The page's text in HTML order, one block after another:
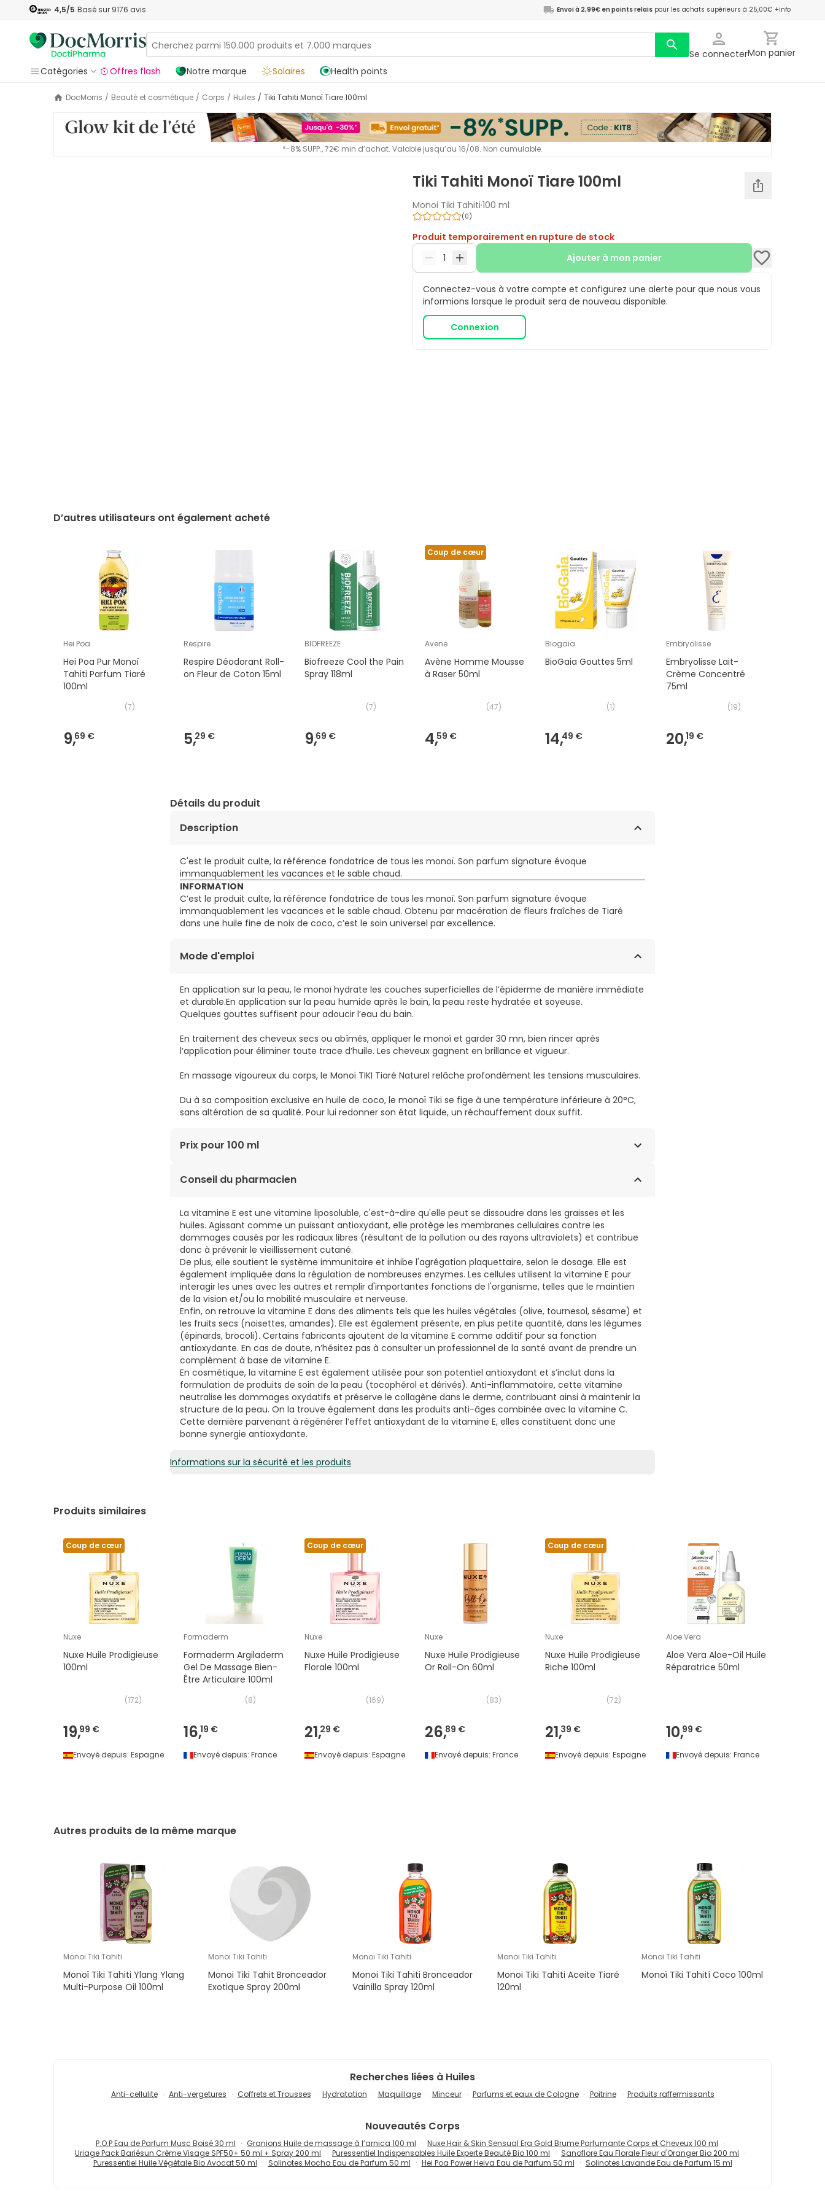
4,5/5 Basé sur 9176 avis Envoi à 2,99€ en points relais pour les achats supérieurs à 25,00€ +info
Se connecterMon panier
Catégories
Offres flash Notre marque Solaires Health points
DocMorris / Beauté et cosmétique / Corps / Huiles / Tiki Tahiti Monoï Tiare 100ml
*-8% SUPP., 72€ min d’achat. Valable jusqu’au 16/08. Non cumulable.
Tiki Tahiti Monoï Tiare 100ml
Monoi Tiki Tahiti·100 ml
(0)
Produit temporairement en rupture de stock
Ajouter à mon panier
Connectez-vous à votre compte et configurez une alerte pour que nous vous
informions lorsque le produit sera de nouveau disponible.
Connexion
D’autres utilisateurs ont également acheté
Hei Poa
Hei Poa Pur Monoï
Tahiti Parfum Tiaré
100ml
(7)
9,69 €
Respire
Respire Déodorant Roll-
on Fleur de Coton 15ml
5,29 €
BIOFREEZE
Biofreeze Cool the Pain
Spray 118ml
(7)
9,69 €
Coup de cœur
Avene
Avène Homme Mousse
à Raser 50ml
(47)
4,59 €
Biogaia
BioGaia Gouttes 5ml
(1)
14,49 €
Embryolisse
Embryolisse Lait-
Crème Concentré
75ml
(19)
20,19 €
Détails du produit
Description
C'est le produit culte, la référence fondatrice de tous les monoï. Son parfum signature évoque
immanquablement les vacances et le sable chaud.
INFORMATION
C’est le produit culte, la référence fondatrice de tous les monoï. Son parfum signature évoque
immanquablement les vacances et le sable chaud. Obtenu par macération de fleurs fraîches de Tiaré
dans une huile fine de noix de coco, c’est le soin universel par excellence.
Mode d'emploi
En application sur la peau, le monoï hydrate les couches superficielles de l’épiderme de manière immédiate
et durable.En application sur la peau humide après le bain, la peau reste hydratée et soyeuse.
Quelques gouttes suffisent pour adoucir l’eau du bain.
En traitement des cheveux secs ou abîmés, appliquer le monoï et garder 30 mn, bien rincer après
l’application pour éliminer toute trace d’huile. Les cheveux gagnent en brillance et vigueur.
En massage vigoureux du corps, le Monoï TIKI Tiaré Naturel relâche profondément les tensions musculaires.
Du à sa composition exclusive en huile de coco, le monoï Tiki se fige à une température inférieure à 20°C,
sans altération de sa qualité. Pour lui redonner son état liquide, un réchauffement doux suffit.
Prix pour 100 ml
11,65€ / 100 ml
Conseil du pharmacien
La vitamine E est une vitamine liposoluble, c'est-à-dire qu'elle peut se dissoudre dans les graisses et les
huiles. Agissant comme un puissant antioxydant, elle protège les membranes cellulaires contre les
dommages causés par les radicaux libres (résultant de la pollution ou des rayons ultraviolets) et contribue
donc à prévenir le vieillissement cutané.
De plus, elle soutient le système immunitaire et inhibe l'agrégation plaquettaire, selon le dosage. Elle est
également impliquée dans la régulation de nombreuses enzymes. Les cellules utilisent la vitamine E pour
interagir les unes avec les autres et remplir d'importantes fonctions de l'organisme, telles que le maintien
de la vision et/ou la mobilité musculaire et nerveuse.
Enfin, on retrouve la vitamine E dans des aliments tels que les huiles végétales (olive, tournesol, sésame) et
les fruits secs (noisettes, amandes). Elle est également présente, en plus petite quantité, dans les légumes
(épinards, brocoli). Certains fabricants ajoutent de la vitamine E comme additif pour sa fonction
antioxydante. En cas de doute, n’hésitez pas à consulter un professionnel de la santé avant de prendre un
complément à base de vitamine E.
En cosmétique, la vitamine E est également utilisée pour son potentiel antioxydant et s’inclut dans la
formulation de produits de soin de la peau (tocophérol et dérivés). Anti-inflammatoire, cette vitamine
neutralise les dommages oxydatifs et préserve le collagène dans le derme, contribuant ainsi à maintenir la
structure de la peau. On la trouve également dans les produits anti-âges combinée avec la vitamine C.
Cette dernière parvenant à régénérer l’effet antioxydant de la vitamine E, elles constituent donc une
bonne synergie antioxydante.
Informations sur la sécurité et les produits
Produits similaires
Coup de cœur
Nuxe
Nuxe Huile Prodigieuse
100ml
(172)
19,99 €
Envoyé depuis: Espagne
Formaderm
Formaderm Argiladerm
Gel De Massage Bien-
Être Articulaire 100ml
(8)
16,19 €
Envoyé depuis: France
Coup de cœur
Nuxe
Nuxe Huile Prodigieuse
Florale 100ml
(169)
21,29 €
Envoyé depuis: Espagne
Nuxe
Nuxe Huile Prodigieuse
Or Roll-On 60ml
(83)
26,89 €
Envoyé depuis: France
Coup de cœur
Nuxe
Nuxe Huile Prodigieuse
Riche 100ml
(72)
21,39 €
Envoyé depuis: Espagne
Aloe Vera
Aloe Vera Aloe-Oil Huile
Réparatrice 50ml
10,99 €
Envoyé depuis: France
Autres produits de la même marque
Monoi Tiki Tahiti
Monoï Tiki Tahiti Ylang Ylang
Multi-Purpose Oil 100ml
Monoi Tiki Tahiti
Monoi Tiki Tahit Bronceador
Exotique Spray 200ml
Monoi Tiki Tahiti
Monoi Tiki Tahiti Bronceador
Vainilla Spray 120ml
Monoi Tiki Tahiti
Monoi Tiki Tahiti Aceite Tiaré
120ml
Monoi Tiki Tahiti
Monoï Tiki Tahití Coco 100ml
Recherches liées à Huiles
Anti-cellulite Anti-vergetures Coffrets et Trousses Hydratation Maquillage Minceur Parfums et eaux de Cologne Poitrine Produits raffermissants
Nouveautés Corps
P.O.P Eau de Parfum Musc Boisé 30 ml Granions Huile de massage à l’arnica 100 ml
Nuxe Hair & Skin Sensual Era Gold Brume Parfumante Corps et Cheveux 100 ml
Uriage Pack Bariésun Crème Visage SPF50+ 50 ml + Spray 200 ml
Puressentiel Indispensables Huile Experte Beauté Bio 100 ml
Sanoflore Eau Florale Fleur d'Oranger Bio 200 ml
Puressentiel Huile Végétale Bio Avocat 50 ml
Solinotes Mocha Eau de Parfum 50 ml Hei Poa Power Heiva Eau de Parfum 50 ml Solinotes Lavande Eau de Parfum 15 ml